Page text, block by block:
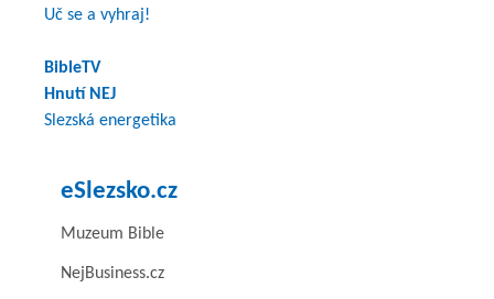
Uč se a vyhraj!
BibleTV
Hnutí NEJ
Slezská energetika
eSlezsko.cz
Muzeum Bible
NejBusiness.cz